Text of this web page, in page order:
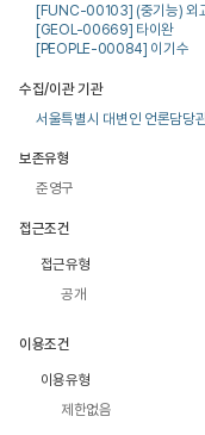
[FUNC-00103] (중기능) 외
[GEOL-00669] 타이완
[PEOPLE-00084] 이기수
수집/이관 기관
서울특별시 대변인 언론담
보존유형
준영구
접근조건
접근유형
공개
이용조건
이용유형
제한없음